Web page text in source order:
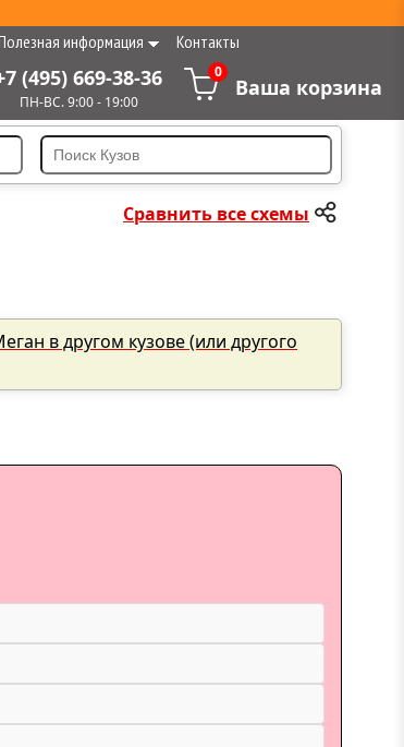
информация Контакты
(495) 669-38-36
ПН-ВС. 9:00 - 19:00
0
Ваша корзина
Сравнить все схемы
в другом кузове (или другого